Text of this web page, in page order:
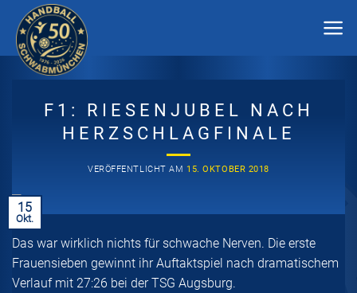
Inhalt
springen
F1: RIESENJUBEL NACH
HERZSCHLAGFINALE
VERÖFFENTLICHT AM 15. OKTOBER 2018
15
Okt.
Das war wirklich nichts für schwache Nerven. Die erste
Frauensieben gewinnt ihr Auftaktspiel nach dramatischem
Verlauf mit 27:26 bei der TSG Augsburg.